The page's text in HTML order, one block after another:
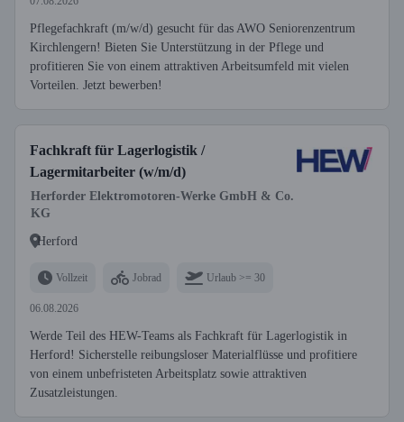
Pflegefachkraft (m/w/d) gesucht für das AWO Seniorenzentrum
Kirchlengern! Bieten Sie Unterstützung in der Pflege und
profitieren Sie von einem attraktiven Arbeitsumfeld mit vielen
Vorteilen. Jetzt bewerben!
Fachkraft für Lagerlogistik /
Lagermitarbeiter (w/m/d)
Herforder Elektromotoren-Werke GmbH & Co.
KG
Herford
Vollzeit Jobrad Urlaub >= 30
06.08.2026
Werde Teil des HEW-Teams als Fachkraft für Lagerlogistik in
Herford! Sicherstelle reibungsloser Materialflüsse und profitiere
von einem unbefristeten Arbeitsplatz sowie attraktiven
Zusatzleistungen.